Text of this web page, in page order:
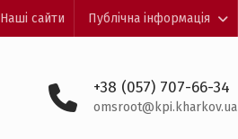
Наші сайти Публічна інформація
+38 (057) 707-66-34
omsroot@kpi.kharkov.ua